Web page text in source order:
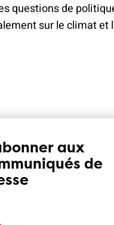
questions de
sur le climat
aux
de